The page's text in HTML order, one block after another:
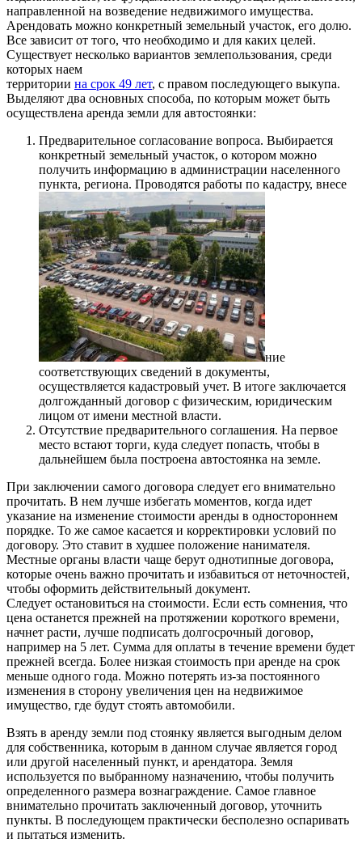
направленной на возведение недвижимого имущества.
Арендовать можно конкретный земельный участок, его долю.
Все зависит от того, что необходимо и для каких целей.
Существует несколько вариантов землепользования, среди
которых наем
территории на срок 49 лет, с правом последующего выкупа.
Выделяют два основных способа, по которым может быть
осуществлена аренда земли для автостоянки:
Предварительное согласование вопроса. Выбирается
конкретный земельный участок, о котором можно
получить информацию в администрации населенного
пункта, региона. Проводятся работы по кадастру, внесе
ние
соответствующих сведений в документы,
осуществляется кадастровый учет. В итоге заключается
долгожданный договор с физическим, юридическим
лицом от имени местной власти.
Отсутствие предварительного соглашения. На первое
место встают торги, куда следует попасть, чтобы в
дальнейшем была построена автостоянка на земле.
При заключении самого договора следует его внимательно
прочитать. В нем лучше избегать моментов, когда идет
указание на изменение стоимости аренды в одностороннем
порядке. То же самое касается и корректировки условий по
договору. Это ставит в худшее положение нанимателя.
Местные органы власти чаще берут однотипные договора,
которые очень важно прочитать и избавиться от неточностей,
чтобы оформить действительный документ.
Следует остановиться на стоимости. Если есть сомнения, что
цена останется прежней на протяжении короткого времени,
начнет расти, лучше подписать долгосрочный договор,
например на 5 лет. Сумма для оплаты в течение времени будет
прежней всегда. Более низкая стоимость при аренде на срок
меньше одного года. Можно потерять из-за постоянного
изменения в сторону увеличения цен на недвижимое
имущество, где будут стоять автомобили.
Взять в аренду земли под стоянку является выгодным делом
для собственника, которым в данном случае является город
или другой населенный пункт, и арендатора. Земля
используется по выбранному назначению, чтобы получить
определенного размера вознаграждение. Самое главное
внимательно прочитать заключенный договор, уточнить
пункты. В последующем практически бесполезно оспаривать
и пытаться изменить.